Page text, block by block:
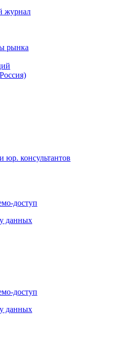
журнал
рынка
юр. консультантов
доступ
данных
доступ
данных